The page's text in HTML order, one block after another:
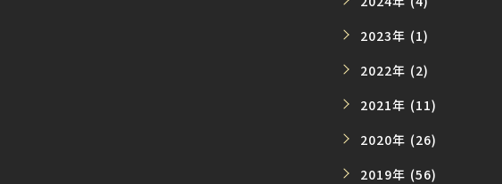
2023年 (1)
2022年 (2)
2021年 (11)
2020年 (26)
2019年 (56)